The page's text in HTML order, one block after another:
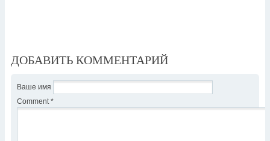
ДОБАВИТЬ КОММЕНТАРИЙ
Ваше имя
Comment *